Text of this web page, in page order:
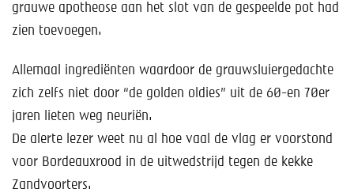
grauwe apotheose aan het slot van de gespeelde pot had
zien toevoegen.
Allemaal ingrediënten waardoor de grauwsluiergedachte
zich zelfs niet door “de golden oldies” uit de 60-en 70er
jaren lieten weg neuriën.
De alerte lezer weet nu al hoe vaal de vlag er voorstond
voor Bordeauxrood in de uitwedstrijd tegen de kekke
Zandvoorters.